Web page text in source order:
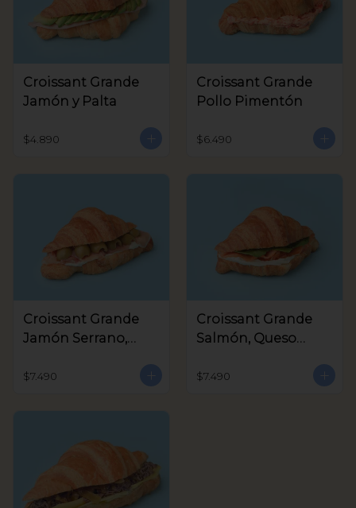
Croissant Grande
Jamón y Palta
$4.890
Croissant Grande
Pollo Pimentón
$6.490
Croissant Grande
Jamón Serrano,
Aceitunas Verdes
$7.490
Croissant Grande
Salmón, Queso
$7.490